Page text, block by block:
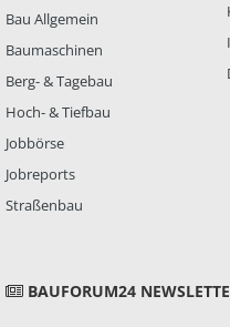
Bau Allgemein
Baumaschinen
Berg- & Tagebau
Hoch- & Tiefbau
Jobbörse
Jobreports
Straßenbau
BAUFORUM24